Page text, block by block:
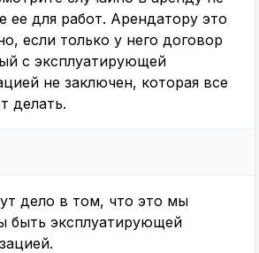
ее для работ. Арендатору это
если только у него договор
с эксплуатирующей
не заключен, которая все
делать.
дело в том, что это мы
быть эксплуатирующей